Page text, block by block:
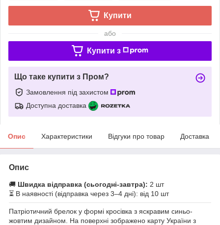
Купити
або
Купити з
Що таке купити з Пром?
Замовлення під захистом
Доступна доставка
Опис Характеристики Відгуки про товар Доставка
Опис
🚚 Швидка відправка (сьогодні-завтра): 2 шт
⏳ В наявності (відправка через 3–4 дні): від 10 шт
Патріотичний брелок у формі кросівка з яскравим синьо-
жовтим дизайном. На поверхні зображено карту України з